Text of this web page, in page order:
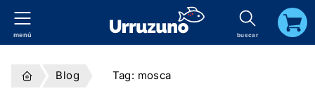
menú buscar
Blog Tag: mosca